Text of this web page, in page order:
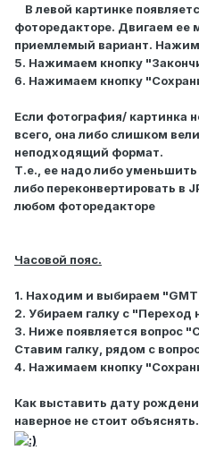
В левой картинке
фоторедакторе. Двигаем
приемлемый вариант.
5. Нажимаем кнопку
6. Нажимаем кнопку
Если фотография/ картинка
всего, она либо слишком
неподходящий формат.
Т.е., ее надо либо
либо переконвертировать в
любом фоторедакторе
Часовой пояс.
1. Находим и выбираем
2. Убираем галку с "Переход
3. Ниже появляется вопрос
Ставим галку, рядом с
4. Нажимаем кнопку
Как выставить дату
наверное не стоит